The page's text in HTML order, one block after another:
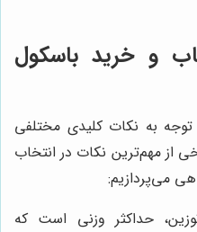
و خرید باسکول
توجه به نکات کلیدی مختلفی
از مهم‌ترین نکات در انتخاب
می‌پردازیم:
حداکثر وزنی است که